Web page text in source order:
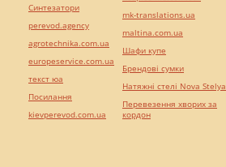
Синтезатори
perevod.agency
agrotechnika.com.ua
europeservice.com.ua
текст юа
Посилання
kievperevod.com.ua
mk-translations.ua
maltina.com.ua
Шафи купе
Брендові сумки
Натяжні стелі Nova Stelya
Перевезення хворих за
кордон